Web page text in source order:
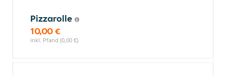
Pizzarolle
10,00 €
inkl. Pfand (0,00 €)